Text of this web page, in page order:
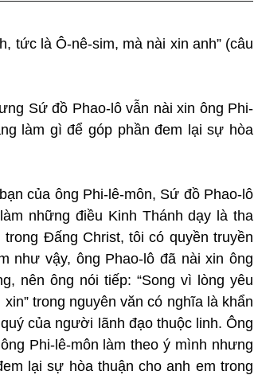
tức là Ô-nê-sim, mà nài xin anh” (câu
Sứ đồ Phao-lô vẫn nài xin ông Phi-
làm gì để góp phần đem lại sự hòa
của ông Phi-lê-môn, Sứ đồ Phao-lô
những điều Kinh Thánh dạy là tha
Đấng Christ, tôi có quyền truyền
như vậy, ông Phao-lô đã nài xin ông
nên ông nói tiếp: “Song vì lòng yêu
trong nguyên văn có nghĩa là khẩn
của người lãnh đạo thuộc linh. Ông
Phi-lê-môn làm theo ý mình nhưng
lại sự hòa thuận cho anh em trong